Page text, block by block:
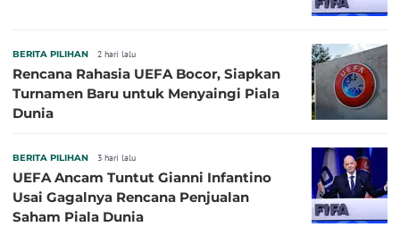
BERITA PILIHAN 2 hari lalu
Rencana Rahasia UEFA Bocor, Siapkan
Turnamen Baru untuk Menyaingi Piala
Dunia
BERITA PILIHAN 3 hari lalu
UEFA Ancam Tuntut Gianni Infantino
Usai Gagalnya Rencana Penjualan
Saham Piala Dunia